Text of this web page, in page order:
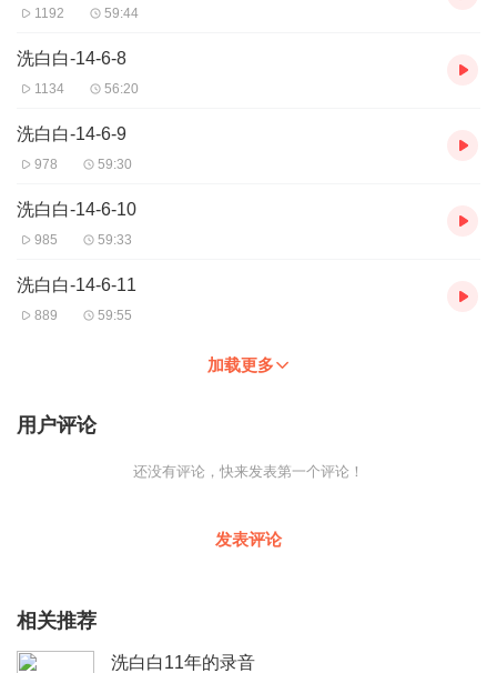
1192 59:44
洗白白-14-6-8
1134 56:20
洗白白-14-6-9
978 59:30
洗白白-14-6-10
985 59:33
洗白白-14-6-11
889 59:55
加载更多
用户评论
还没有评论，快来发表第一个评论！
发表评论
相关推荐
洗白白11年的录音